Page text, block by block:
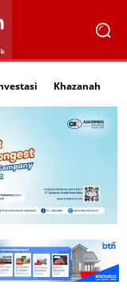
Khazanah